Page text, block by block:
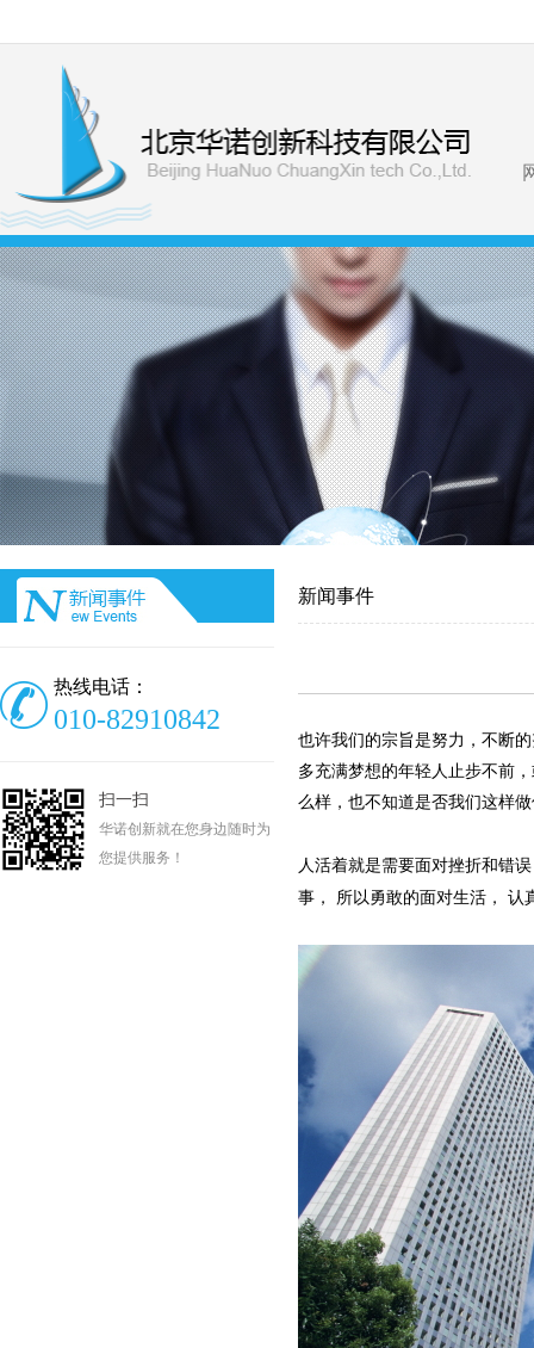
热线电话：
010-82910842
扫一扫
华诺创新就在您身边随时为
您提供服务！
新闻事件
也许我们的宗旨是努力，不断
多充满梦想的年轻人止步不前
么样，也不知道是否我们这样
人活着就是需要面对挫折和错
事， 所以勇敢的面对生活， 认